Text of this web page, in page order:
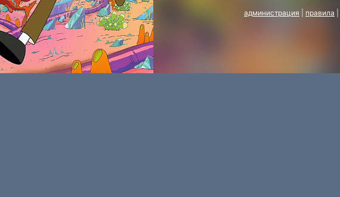
администрация правила